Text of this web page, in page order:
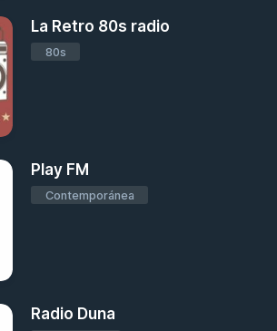
La Retro 80s radio
80s
Play FM
Contemporánea
Radio Duna